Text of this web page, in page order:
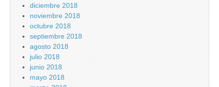
diciembre 2018
noviembre 2018
octubre 2018
septiembre 2018
agosto 2018
julio 2018
junio 2018
mayo 2018